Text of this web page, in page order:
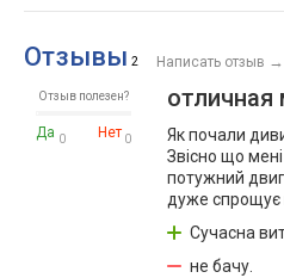
Отзывы 2 Написать отзыв →
Отзыв полезен?
Да 0 Нет 0
отличная
Як почали
Звісно що
потужний
дуже спрощує
Сучасна
не бачу.